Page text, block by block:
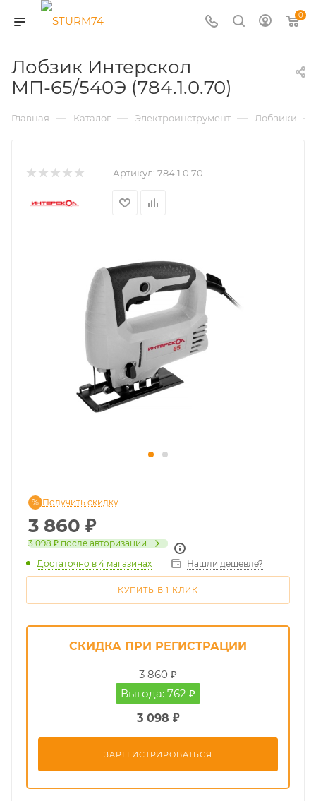
0
Лобзик Интерскол
МП-65/540Э (784.1.0.70)
Главная — Каталог — Электроинструмент — Лобзики —
Артикул: 784.1.0.70
3 860 ₽
3 098 ₽ после авторизации
Получить скидку
Достаточно в 4 магазинах Нашли дешевле?
КУПИТЬ В 1 КЛИК
СКИДКА ПРИ РЕГИСТРАЦИИ
3 860 ₽
Выгода: 762 ₽
3 098 ₽
ЗАРЕГИСТРИРОВАТЬСЯ